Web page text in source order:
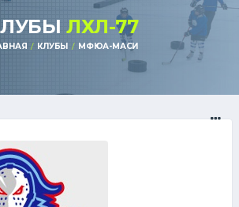
ЛХЛ-77
КЛУБЫ МФЮА-МАСИ